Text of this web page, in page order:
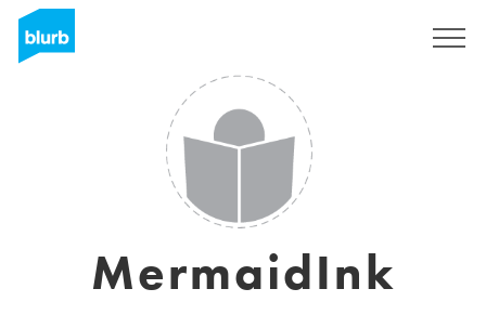
MermaidInk